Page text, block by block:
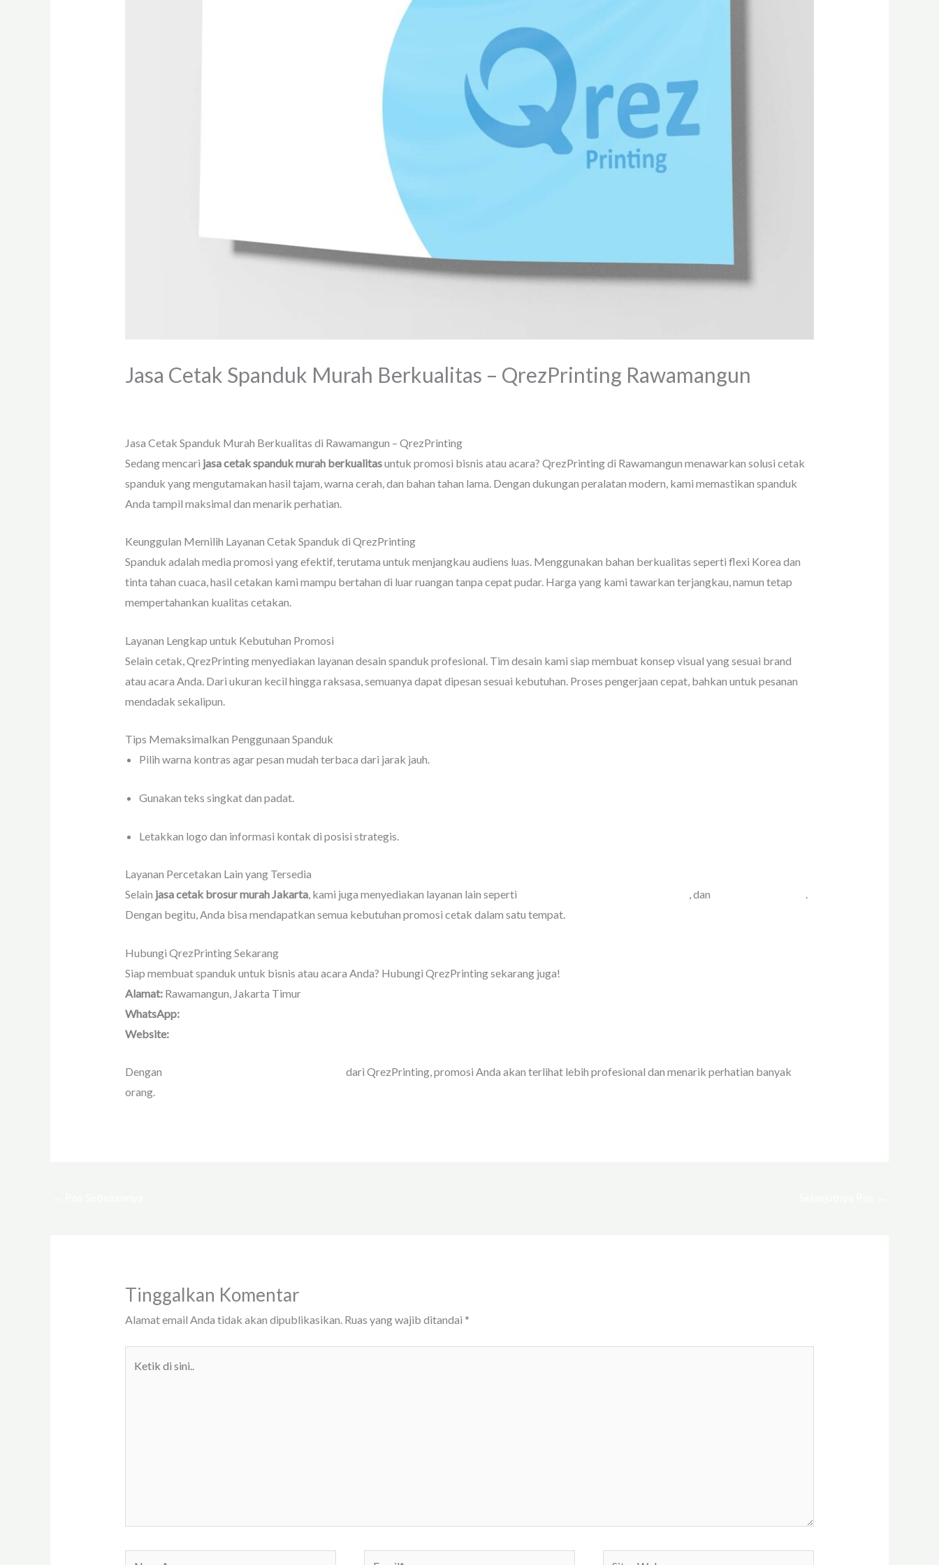
Jasa Cetak Spanduk Murah Berkualitas – QrezPrinting Rawamangun
Jasa Cetak Spanduk Murah Berkualitas di Rawamangun – QrezPrinting
Sedang mencari jasa cetak spanduk murah berkualitasuntuk promosi bisnis atau acara? QrezPrinting di Rawamangun menawarkan solusi cetak
spanduk yang mengutamakan hasil tajam, warna cerah, dan bahan tahan lama. Dengan dukungan peralatan modern, kami memastikan spanduk
Anda tampil maksimal dan menarik perhatian.
Keunggulan Memilih Layanan Cetak Spanduk di QrezPrinting
Spanduk adalah media promosi yang efektif, terutama untuk menjangkau audiens luas. Menggunakan bahan berkualitas seperti flexi Korea dan
tinta tahan cuaca, hasil cetakan kami mampu bertahan di luar ruangan tanpa cepat pudar. Harga yang kami tawarkan terjangkau, namun tetap
mempertahankan kualitas cetakan.
Layanan Lengkap untuk Kebutuhan Promosi
Selain cetak, QrezPrinting menyediakan layanan desain spanduk profesional. Tim desain kami siap membuat konsep visual yang sesuai brand
atau acara Anda. Dari ukuran kecil hingga raksasa, semuanya dapat dipesan sesuai kebutuhan. Proses pengerjaan cepat, bahkan untuk pesanan
mendadak sekalipun.
Tips Memaksimalkan Penggunaan Spanduk
Pilih warna kontras agar pesan mudah terbaca dari jarak jauh.
Gunakan teks singkat dan padat.
Letakkan logo dan informasi kontak di posisi strategis.
Layanan Percetakan Lain yang Tersedia
Selain jasa cetak brosur murah Jakarta, kami juga menyediakan layanan lain seperti , dan
.
Dengan begitu, Anda bisa mendapatkan semua kebutuhan promosi cetak dalam satu tempat.
Hubungi QrezPrinting Sekarang
Siap membuat spanduk untuk bisnis atau acara Anda? Hubungi QrezPrinting sekarang juga!
Alamat:Rawamangun, Jakarta Timur
WhatsApp:
Website:
Dengan
dari QrezPrinting, promosi Anda akan terlihat lebih profesional dan menarik perhatian banyak
orang.
Tinggalkan Komentar
Alamat email Anda tidak akan dipublikasikan. Ruas yang wajib ditandai *
Name* Email* Situs